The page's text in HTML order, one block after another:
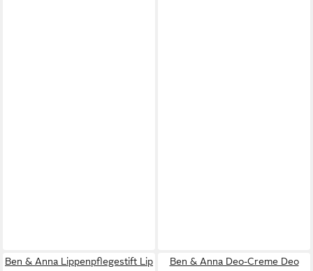
Ben & Anna Lippenpflegestift Lip
Ben & Anna Deo-Creme Deo